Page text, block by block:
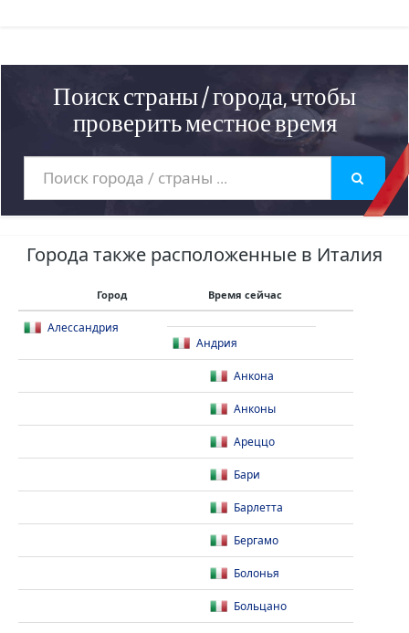
Поиск страны / города, чтобы
проверить местное время
Города также расположенные в Италия
Город Время сейчас
Алессандрия
Андрия
Анкона
Анконы
Ареццо
Бари
Барлетта
Бергамо
Болонья
Больцано